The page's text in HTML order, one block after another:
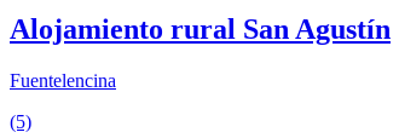
Alojamiento rural San Agustín
Fuentelencina
(5)